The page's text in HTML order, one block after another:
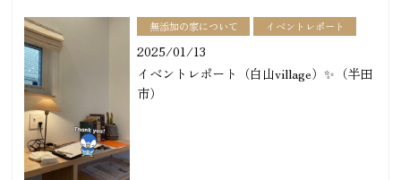
無添加の家について イベントレポート
2025/01/13
イベントレポート（白山village）✨（半田
市）